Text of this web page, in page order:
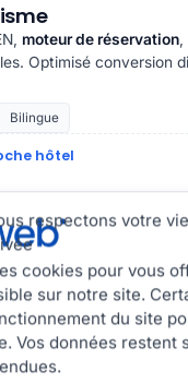
respectons votre vie
cookies pour vous
sur notre site.
du site
Vos données restent
moteur de réservation,
Optimisé conversion
Bilingue
hôtel
Ordre,
prise de RDV,